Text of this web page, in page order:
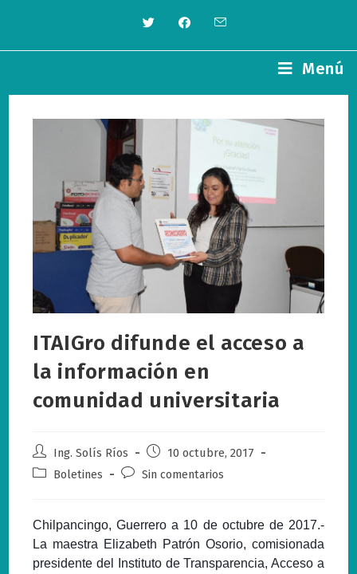
contenido
Menú
ITAIGro difunde el acceso a
la información en
comunidad universitaria
Autor
de
Ing. Solís Ríos
Publicación
de
10 octubre, 2017
Categoría
entrada:
Boletines
Comentarios
entrada:
Sin comentarios
Chilpancingo, Guerrero a 10 de octubre de 2017.-
La maestra Elizabeth Patrón Osorio, comisionada
presidente del Instituto de Transparencia, Acceso a